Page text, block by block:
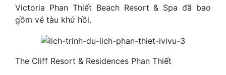
Victoria Phan Thiết Beach Resort & Spa đã bao
gồm vé tàu khứ hồi.
The Cliff Resort & Residences Phan Thiết